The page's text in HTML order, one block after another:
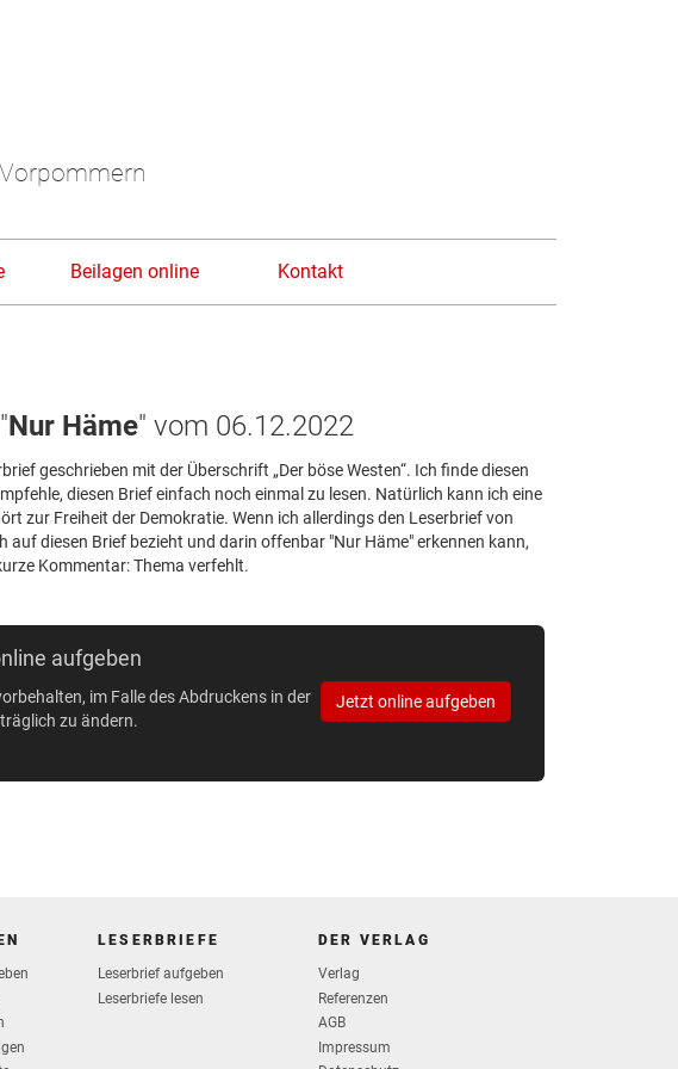
Beilagen online Kontakt
Nur Häme" vom 06.12.2022
geschrieben mit der Überschrift „Der böse Westen“. Ich finde diesen
diesen Brief einfach noch einmal zu lesen. Natürlich kann ich eine
zur Freiheit der Demokratie. Wenn ich allerdings den Leserbrief von
auf diesen Brief bezieht und darin offenbar "Nur Häme" erkennen kann,
Kommentar: Thema verfehlt.
aufgeben
im Falle des Abdruckens in der
zu ändern.
Jetzt online aufgeben
LESERBRIEFE
Leserbrief aufgeben
Leserbriefe lesen
DER VERLAG
Verlag
Referenzen
AGB
Impressum